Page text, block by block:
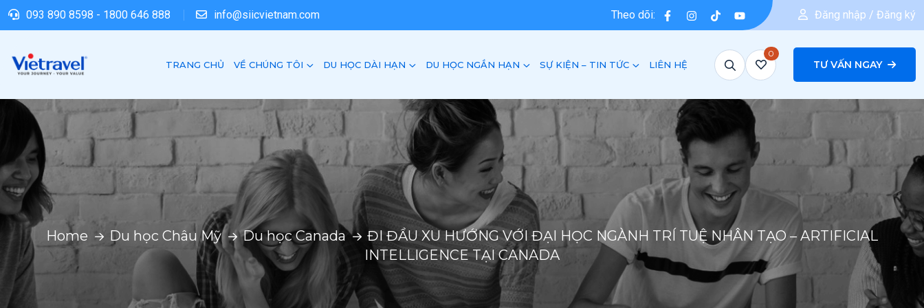
093 890 8598 - 1800 646 888 info@siicvietnam.com Theo dõi: Đăng nhập / Đăng ký
TRANG CHỦ VỀ CHÚNG TÔI DU HỌC DÀI HẠN DU HỌC NGẮN HẠN SỰ KIỆN – TIN TỨC LIÊN HỆ
0
TƯ VẤN NGAY
Home Du học Châu Mỹ Du học Canada
ĐI ĐẦU XU HƯỚNG VỚI ĐẠI HỌC NGÀNH TRÍ TUỆ NHÂN TẠO – ARTIFICIAL
INTELLIGENCE TẠI CANADA